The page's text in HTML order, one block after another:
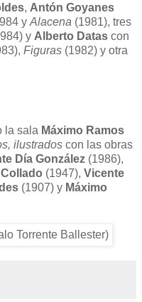
, Antón Goyanes
y Alacena (1981), tres
y Alberto Datas con
Figuras (1982) y otra
la sala Máximo Ramos
ilustrados con las obras
Día González (1986),
(1947), Vicente
(1907) y Máximo